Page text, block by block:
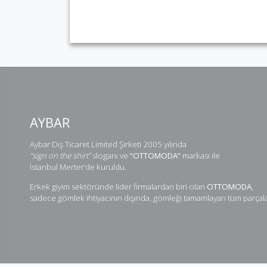
AYBAR
Aybar Dış Ticaret Limited Şirketi 2005 yılında
“sign on the shirt”sloganı ve “OTTOMODA” markası ile
İstanbul Merter’de kuruldu.
Erkek giyim sektöründe lider firmalardan biri olan OTTOMODA,
sadece gömlek ihtiyacının dışında, gömleği tamamlayan tüm